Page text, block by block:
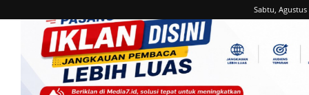
Sabtu, Agustus